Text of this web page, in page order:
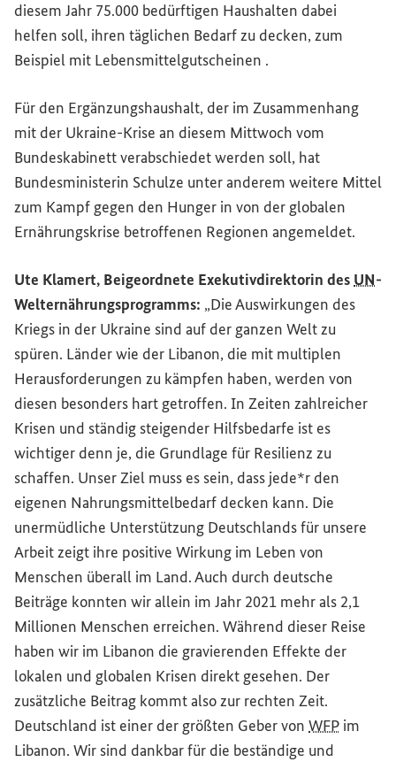
diesem Jahr 75.000 bedürftigen Haushalten dabei
helfen soll, ihren täglichen Bedarf zu decken, zum
Beispiel mit Lebensmittelgutscheinen .
Für den Ergänzungshaushalt, der im Zusammenhang
mit der Ukraine-Krise an diesem Mittwoch vom
Bundeskabinett verabschiedet werden soll, hat
Bundesministerin Schulze unter anderem weitere Mittel
zum Kampf gegen den Hunger in von der globalen
Ernährungskrise betroffenen Regionen angemeldet.
Ute Klamert, Beigeordnete Exekutivdirektorin des UN-
Welternährungsprogramms: „Die Auswirkungen des
Kriegs in der Ukraine sind auf der ganzen Welt zu
spüren. Länder wie der Libanon, die mit multiplen
Herausforderungen zu kämpfen haben, werden von
diesen besonders hart getroffen. In Zeiten zahlreicher
Krisen und ständig steigender Hilfsbedarfe ist es
wichtiger denn je, die Grundlage für Resilienz zu
schaffen. Unser Ziel muss es sein, dass jede*r den
eigenen Nahrungsmittelbedarf decken kann. Die
unermüdliche Unterstützung Deutschlands für unsere
Arbeit zeigt ihre positive Wirkung im Leben von
Menschen überall im Land. Auch durch deutsche
Beiträge konnten wir allein im Jahr 2021 mehr als 2,1
Millionen Menschen erreichen. Während dieser Reise
haben wir im Libanon die gravierenden Effekte der
lokalen und globalen Krisen direkt gesehen. Der
zusätzliche Beitrag kommt also zur rechten Zeit.
Deutschland ist einer der größten Geber von WFP im
Libanon. Wir sind dankbar für die beständige und